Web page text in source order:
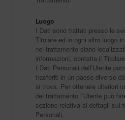
Luogo
I Dati sono trattati presso le
Titolare ed in ogni altro luogo
nel trattamento siano
informazioni, contatta il
I Dati Personali dell’Utente
trasferiti in un paese diverso
si trova. Per ottenere ulteriori
del trattamento l’Utente può
sezione relativa ai dettagli sul
Personali.